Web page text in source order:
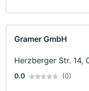
Gramer GmbH
Herzberger Str. 14,
0.0 (0)